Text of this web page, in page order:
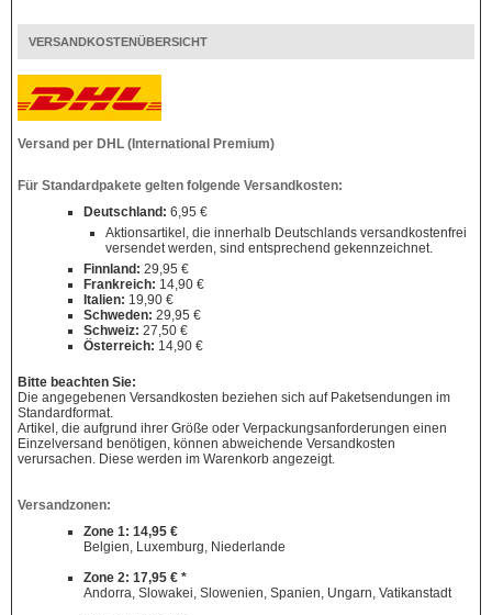
VERSANDKOSTENÜBERSICHT
Versand per DHL (International Premium)
Für Standardpakete gelten folgende Versandkosten:
Deutschland: 6,95 €
Aktionsartikel, die innerhalb Deutschlands versandkostenfrei
versendet werden, sind entsprechend gekennzeichnet.
Finnland: 29,95 €
Frankreich: 14,90 €
Italien: 19,90 €
Schweden: 29,95 €
Schweiz: 27,50 €
Österreich: 14,90 €
Bitte beachten Sie:
Die angegebenen Versandkosten beziehen sich auf Paketsendungen im
Standardformat.
Artikel, die aufgrund ihrer Größe oder Verpackungsanforderungen einen
Einzelversand benötigen, können abweichende Versandkosten
verursachen. Diese werden im Warenkorb angezeigt.
Versandzonen:
Zone 1: 14,95 €
Belgien, Luxemburg, Niederlande
Zone 2: 17,95 € *
Andorra, Slowakei, Slowenien, Spanien, Ungarn, Vatikanstadt